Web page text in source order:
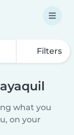
Filters
what you
on your